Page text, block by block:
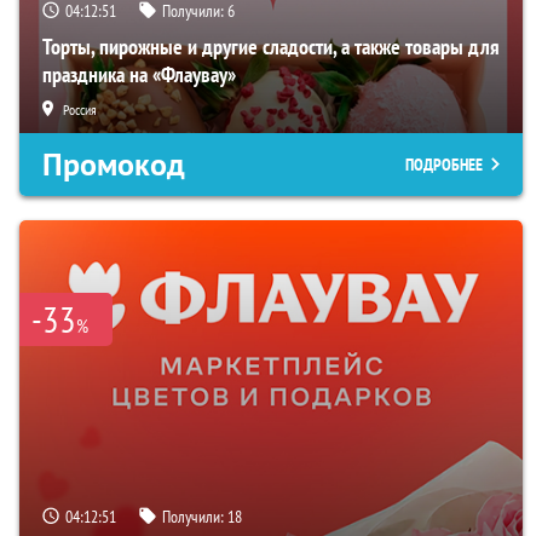
04:12:49 Получили:6
Торты, пирожные и другие сладости, а также товары для
праздника на «Флаувау»
Россия
Промокод ПОДРОБНЕЕ
-33%
04:12:49 Получили: 18